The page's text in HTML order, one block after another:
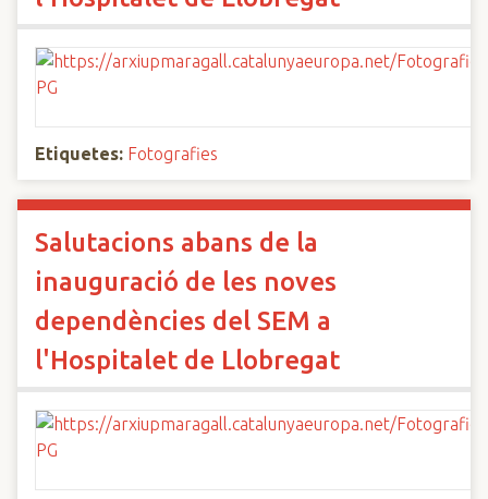
Etiquetes: Fotografies
Salutacions abans de la
inauguració de les noves
dependències del SEM a
l'Hospitalet de Llobregat